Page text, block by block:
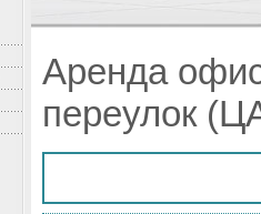
Аренда
переулок